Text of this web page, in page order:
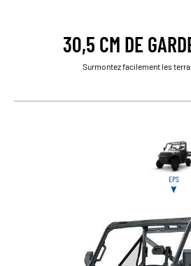
30,5 CM DE
Surmontez facilement les
EPS